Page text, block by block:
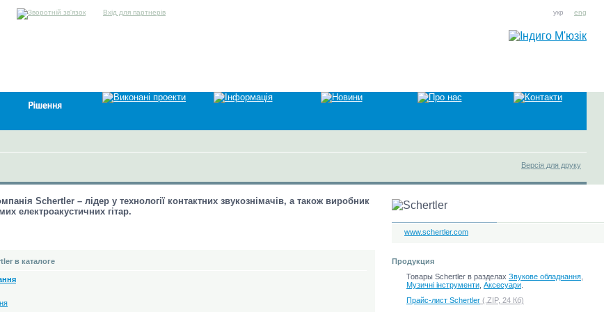
Вхід для партнерів укр eng
Версія для друку
Schertler – лідер у технології контактних звукознімачів, а також виробник
електроакустичних гітар.
в каталоге
www.schertler.com
Продукция
Товары Schertler в разделах Звукове обладнання
Музичні інструменти Аксесуари
Прайс-лист Schertler (.ZIP, 24 Кб)